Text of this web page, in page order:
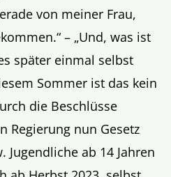
von meiner Frau,
– „Und, was ist
später einmal selbst
Sommer ist das kein
die Beschlüsse
Regierung nun Gesetz
Jugendliche ab 14 Jahren